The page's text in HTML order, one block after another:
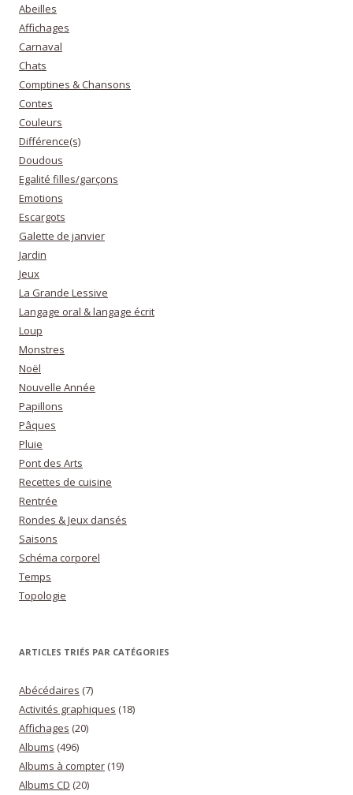
Abeilles
Affichages
Carnaval
Chats
Comptines & Chansons
Contes
Couleurs
Différence(s)
Doudous
Egalité filles/garçons
Emotions
Escargots
Galette de janvier
Jardin
Jeux
La Grande Lessive
Langage oral & langage écrit
Loup
Monstres
Noël
Nouvelle Année
Papillons
Pâques
Pluie
Pont des Arts
Recettes de cuisine
Rentrée
Rondes & Jeux dansés
Saisons
Schéma corporel
Temps
Topologie
ARTICLES TRIÉS PAR CATÉGORIES
Abécédaires (7)
Activités graphiques (18)
Affichages (20)
Albums (496)
Albums à compter (19)
Albums CD (20)